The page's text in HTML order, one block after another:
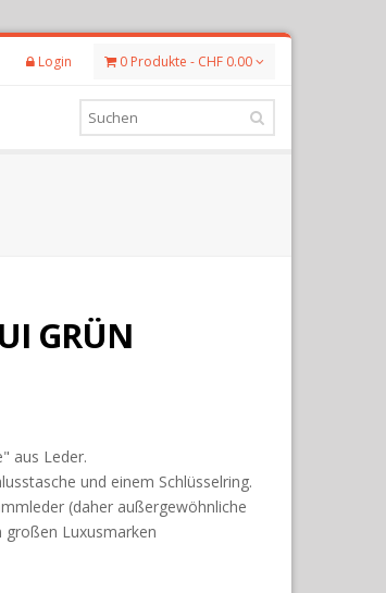
Login 0 Produkte - CHF 0.00
GRÜN
aus Leder.
und einem Schlüsselring.
(daher außergewöhnliche
großen Luxusmarken